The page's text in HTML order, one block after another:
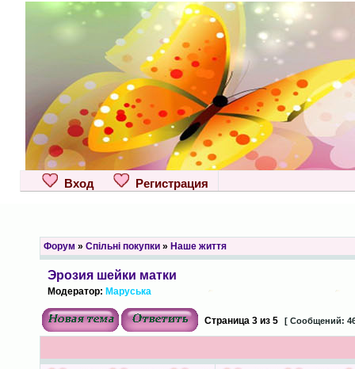
Вход Регистрация
Форум » Спільні покупки» Наше життя
Эрозия шейки матки
Модератор: Маруська
Страница 3из 5 [ Сообщений: